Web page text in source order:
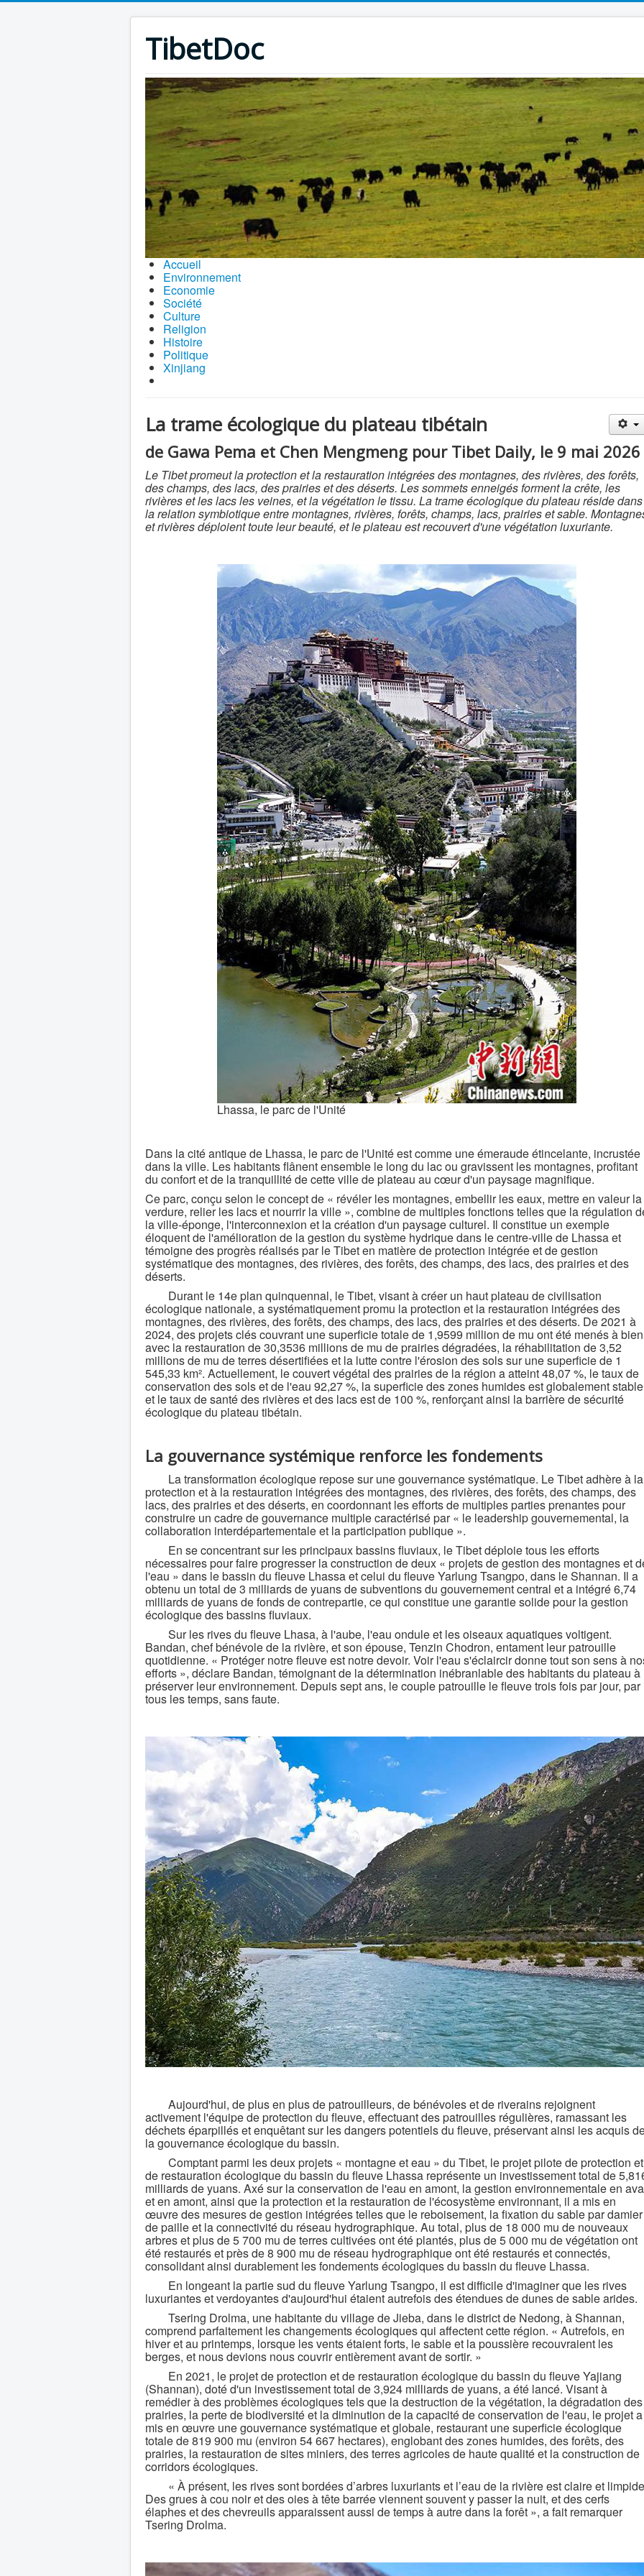
TibetDoc
Accueil
Environnement
Economie
Société
Culture
Religion
Histoire
Politique
Xinjiang
La trame écologique du plateau tibétain
de Gawa Pema et Chen Mengmeng pour Tibet Daily, le 9 mai 2026
Le Tibet promeut la protection et la restauration intégrées des montagnes, des rivières, des forêts,
des champs, des lacs, des prairies et des déserts. Les sommets enneigés forment la crête, les
rivières et les lacs les veines, et la végétation le tissu. La trame écologique du plateau réside dans
la relation symbiotique entre montagnes, rivières, forêts, champs, lacs, prairies et sable.
et rivières déploient toute leur beauté, et le plateau est recouvert d'une végétation luxuriante.
Lhassa, le parc de l'Unité
Dans la cité antique de Lhassa, le parc de l'Unité est comme une émeraude étincelante, incrustée
dans la ville. Les habitants flânent ensemble le long du lac ou gravissent les montagnes, profitant
du confort et de la tranquillité de cette ville de plateau au cœur d'un paysage magnifique.
Ce parc, conçu selon le concept de « révéler les montagnes, embellir les eaux, mettre en valeur la
verdure, relier les lacs et nourrir la ville », combine de multiples fonctions telles que la régulation
la ville-éponge, l'interconnexion et la création d'un paysage culturel. Il constitue un exemple
éloquent de l'amélioration de la gestion du système hydrique dans le centre-ville de Lhassa et
témoigne des progrès réalisés par le Tibet en matière de protection intégrée et de gestion
systématique des montagnes, des rivières, des forêts, des champs, des lacs, des prairies et des
déserts.
Durant le 14e plan quinquennal, le Tibet, visant à créer un haut plateau de civilisation
écologique nationale, a systématiquement promu la protection et la restauration intégrées des
montagnes, des rivières, des forêts, des champs, des lacs, des prairies et des déserts. De 2021 à
2024, des projets clés couvrant une superficie totale de 1,9599 million de mu ont été menés à
avec la restauration de 30,3536 millions de mu de prairies dégradées, la réhabilitation de 3,52
millions de mu de terres désertifiées et la lutte contre l'érosion des sols sur une superficie de 1
545,33 km². Actuellement, le couvert végétal des prairies de la région a atteint 48,07 %, le taux de
conservation des sols et de l'eau 92,27 %, la superficie des zones humides est globalement stable
et le taux de santé des rivières et des lacs est de 100 %, renforçant ainsi la barrière de sécurité
écologique du plateau tibétain.
La gouvernance systémique renforce les fondements
La transformation écologique repose sur une gouvernance systématique. Le Tibet adhère à la
protection et à la restauration intégrées des montagnes, des rivières, des forêts, des champs, des
lacs, des prairies et des déserts, en coordonnant les efforts de multiples parties prenantes pour
construire un cadre de gouvernance multiple caractérisé par « le leadership gouvernemental, la
collaboration interdépartementale et la participation publique ».
En se concentrant sur les principaux bassins fluviaux, le Tibet déploie tous les efforts
nécessaires pour faire progresser la construction de deux « projets de gestion des montagnes et
l'eau » dans le bassin du fleuve Lhassa et celui du fleuve Yarlung Tsangpo, dans le Shannan. Il a
obtenu un total de 3 milliards de yuans de subventions du gouvernement central et a intégré 6,74
milliards de yuans de fonds de contrepartie, ce qui constitue une garantie solide pour la gestion
écologique des bassins fluviaux.
Sur les rives du fleuve Lhasa, à l'aube, l'eau ondule et les oiseaux aquatiques voltigent.
Bandan, chef bénévole de la rivière, et son épouse, Tenzin Chodron, entament leur patrouille
quotidienne. « Protéger notre fleuve est notre devoir. Voir l'eau s'éclaircir donne tout son sens à
efforts », déclare Bandan, témoignant de la détermination inébranlable des habitants du plateau à
préserver leur environnement. Depuis sept ans, le couple patrouille le fleuve trois fois par jour, par
tous les temps, sans faute.
Aujourd'hui, de plus en plus de patrouilleurs, de bénévoles et de riverains rejoignent
activement l'équipe de protection du fleuve, effectuant des patrouilles régulières, ramassant les
déchets éparpillés et enquêtant sur les dangers potentiels du fleuve, préservant ainsi les acquis
la gouvernance écologique du bassin.
Comptant parmi les deux projets « montagne et eau » du Tibet, le projet pilote de protection et
de restauration écologique du bassin du fleuve Lhassa représente un investissement total de
milliards de yuans. Axé sur la conservation de l'eau en amont, la gestion environnementale en
et en amont, ainsi que la protection et la restauration de l'écosystème environnant, il a mis en
œuvre des mesures de gestion intégrées telles que le reboisement, la fixation du sable par damier
de paille et la connectivité du réseau hydrographique. Au total, plus de 18 000 mu de nouveaux
arbres et plus de 5 700 mu de terres cultivées ont été plantés, plus de 5 000 mu de végétation ont
été restaurés et près de 8 900 mu de réseau hydrographique ont été restaurés et connectés,
consolidant ainsi durablement les fondements écologiques du bassin du fleuve Lhassa.
En longeant la partie sud du fleuve Yarlung Tsangpo, il est difficile d'imaginer que les rives
luxuriantes et verdoyantes d'aujourd'hui étaient autrefois des étendues de dunes de sable arides.
Tsering Drolma, une habitante du village de Jieba, dans le district de Nedong, à Shannan,
comprend parfaitement les changements écologiques qui affectent cette région. « Autrefois, en
hiver et au printemps, lorsque les vents étaient forts, le sable et la poussière recouvraient les
berges, et nous devions nous couvrir entièrement avant de sortir. »
En 2021, le projet de protection et de restauration écologique du bassin du fleuve Yajiang
(Shannan), doté d'un investissement total de 3,924 milliards de yuans, a été lancé. Visant à
remédier à des problèmes écologiques tels que la destruction de la végétation, la dégradation des
prairies, la perte de biodiversité et la diminution de la capacité de conservation de l'eau, le projet a
mis en œuvre une gouvernance systématique et globale, restaurant une superficie écologique
totale de 819 900 mu (environ 54 667 hectares), englobant des zones humides, des forêts, des
prairies, la restauration de sites miniers, des terres agricoles de haute qualité et la construction de
corridors écologiques.
« À présent, les rives sont bordées d’arbres luxuriants et l’eau de la rivière est claire et
Des grues à cou noir et des oies à tête barrée viennent souvent y passer la nuit, et des cerfs
élaphes et des chevreuils apparaissent aussi de temps à autre dans la forêt », a fait remarquer
Tsering Drolma.